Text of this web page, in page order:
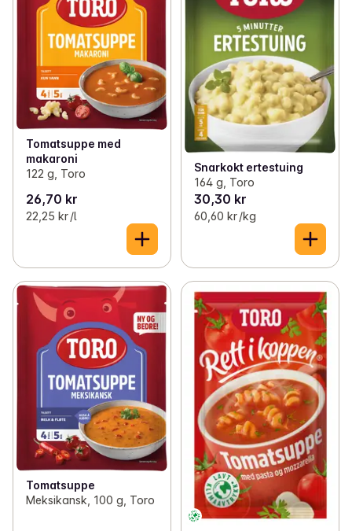
Tomatsuppe med
makaroni
122 g, Toro
26,70 kr
22,25 kr /l
Snarkokt ertestuing
164 g, Toro
30,30 kr
60,60 kr /kg
Tomatsuppe
Meksikansk, 100 g, Toro